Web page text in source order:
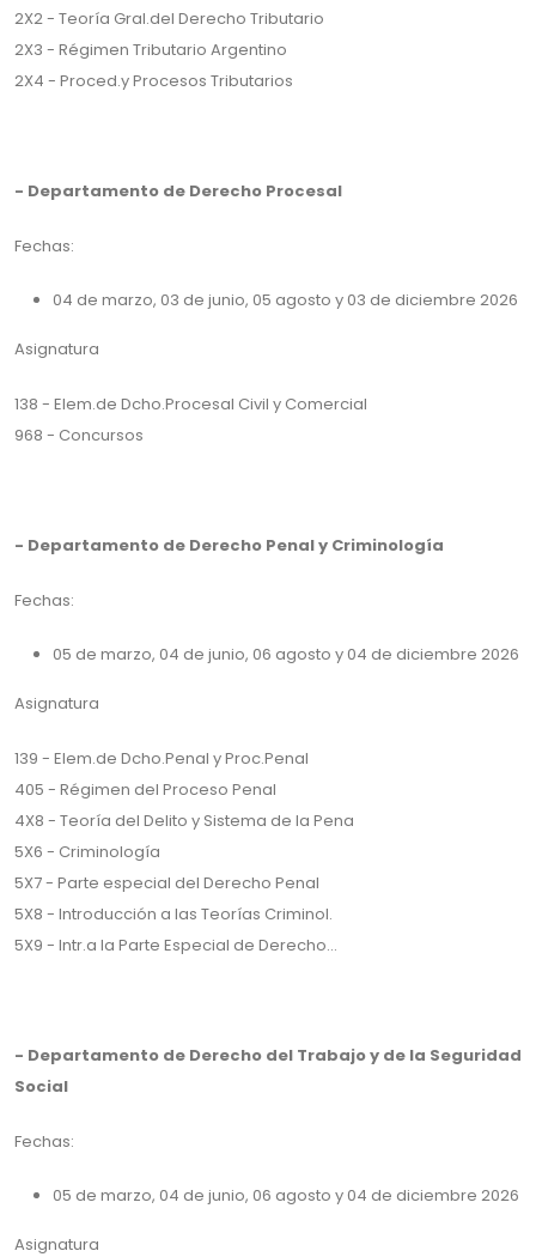
2X2 - Teoría Gral.del Derecho Tributario
2X3 - Régimen Tributario Argentino
2X4 - Proced.y Procesos Tributarios
- Departamento de Derecho Procesal
Fechas:
04 de marzo, 03 de junio, 05 agosto y 03 de diciembre 2026
Asignatura
138 - Elem.de Dcho.Procesal Civil y Comercial
968 - Concursos
- Departamento de Derecho Penal y Criminología
Fechas:
05 de marzo, 04 de junio, 06 agosto y 04 de diciembre 2026
Asignatura
139 - Elem.de Dcho.Penal y Proc.Penal
405 - Régimen del Proceso Penal
4X8 - Teoría del Delito y Sistema de la Pena
5X6 - Criminología
5X7 - Parte especial del Derecho Penal
5X8 - Introducción a las Teorías Criminol.
5X9 - Intr.a la Parte Especial de Derecho...
- Departamento de Derecho del Trabajo y de la Seguridad
Social
Fechas:
05 de marzo, 04 de junio, 06 agosto y 04 de diciembre 2026
Asignatura